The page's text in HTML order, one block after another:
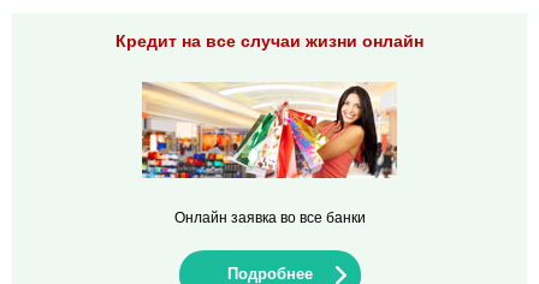
Кредит на все случаи жизни онлайн
Онлайн заявка во все банки
Подробнее